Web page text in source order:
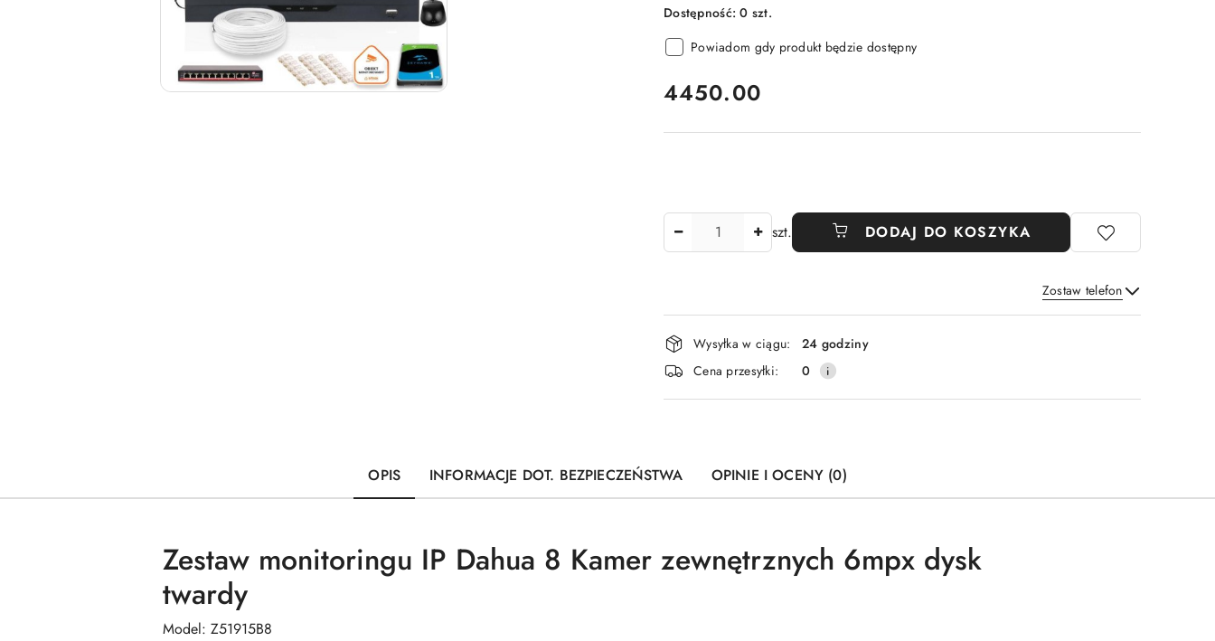
Dostępność:0 szt.
Powiadom gdy produkt będzie dostępny
cena:
4450.00
szt. DODAJ DO KOSZYKA
Zostaw telefon
Wyślij
Dostępność
i
dostawa
Wysyłka w ciągu:
24 godziny
Cena przesyłki:
0
OPIS INFORMACJE DOT. BEZPIECZEŃSTWA OPINIE I OCENY (0)
Zestaw monitoringu IP Dahua 8 Kamer zewnętrznych 6mpx dysk
twardy
Model: Z51915B8